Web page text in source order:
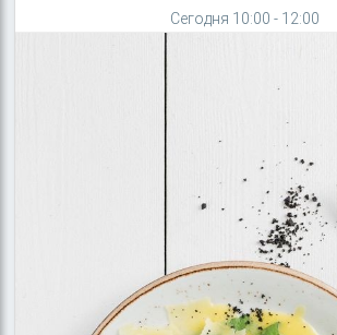
Сегодня 10:00 - 12:00